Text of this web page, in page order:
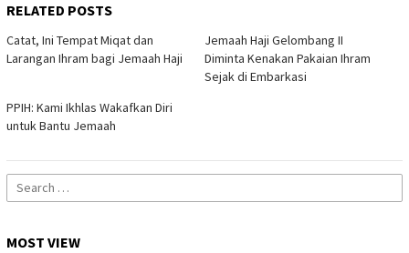
RELATED POSTS
Catat, Ini Tempat Miqat dan
Larangan Ihram bagi Jemaah Haji
Jemaah Haji Gelombang II
Diminta Kenakan Pakaian Ihram
Sejak di Embarkasi
PPIH: Kami Ikhlas Wakafkan Diri
untuk Bantu Jemaah
Search
for:
MOST VIEW